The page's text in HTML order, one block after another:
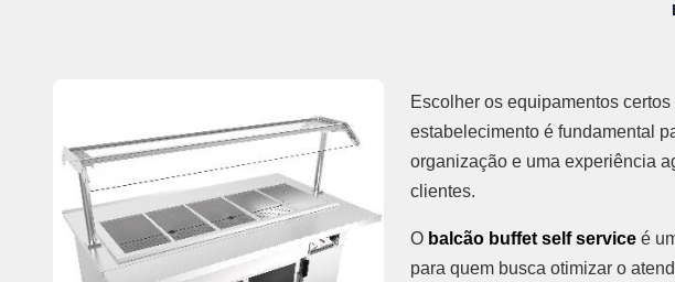
Escolher os equipamentos certos
estabelecimento é fundamental
organização e uma experiência
clientes.
O balcão buffet self service é
para quem busca otimizar o